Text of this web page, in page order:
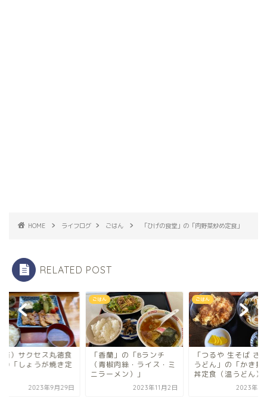
HOME ライフログ ごはん 「ひげの食堂」の「肉野菜炒め定食」
RELATED POST
蘭」の「Bランチ
椒肉絲・ライス・ミ
2023年11月2日
ごはん
「つるや 生そば さ々め
うどん」の「かき揚げ天
丼定食（温うどん）」
2023年5月17日
ごはん
「（有）サクセス丸
堂」の「しょうが焼
食」
2023年9